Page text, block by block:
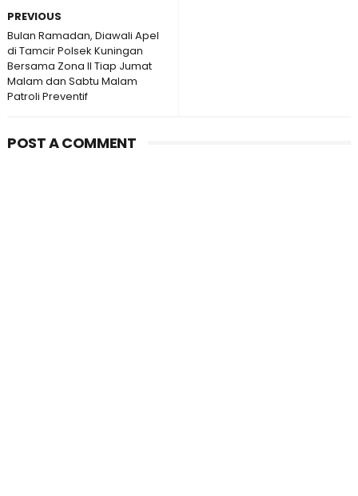
PREVIOUS
Bulan Ramadan, Diawali Apel
di Tamcir Polsek Kuningan
Bersama Zona II Tiap Jumat
Malam dan Sabtu Malam
Patroli Preventif
POST A COMMENT